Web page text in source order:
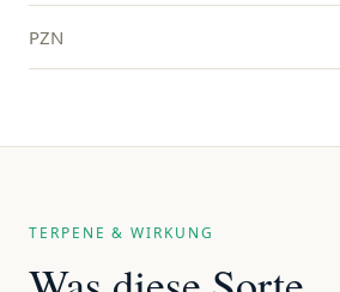
PZN
TERPENE & WIRKUNG